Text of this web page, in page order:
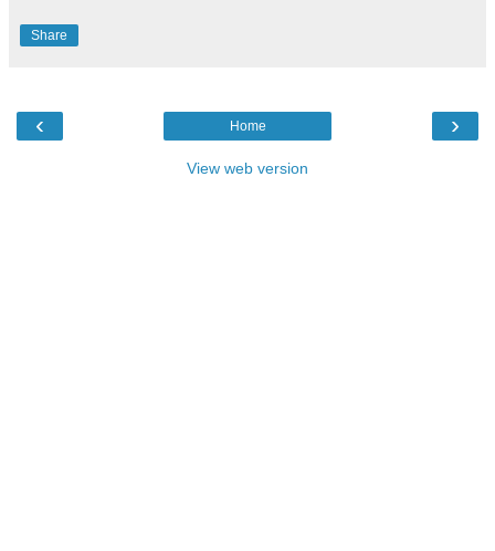
Share
‹ ›
Home
View web version